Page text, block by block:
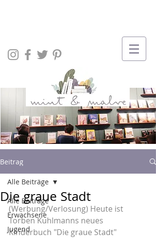
Beitrag
Alle Beiträge
Erwachsene
Jugend
Alle Beiträge
Die graue Stadt
(Werbung/Verlosung) Heute ist
Torben Kuhlmanns neues
Kinderbuch "Die graue Stadt"